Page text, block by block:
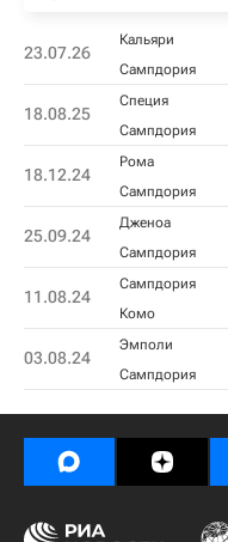
23.07.26
Кальяри
Сампдория
18.08.25
Специя
Сампдория
18.12.24
Рома
Сампдория
25.09.24
Дженоа
Сампдория
11.08.24
Сампдория
Комо
03.08.24
Эмполи
Сампдория